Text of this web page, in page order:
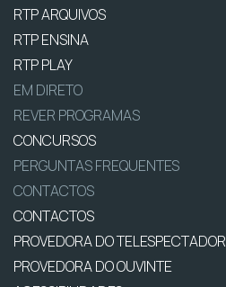
RTP ARQUIVOS
RTP ENSINA
RTP PLAY
EM DIRETO
REVER PROGRAMAS
CONCURSOS
PERGUNTAS FREQUENTES
CONTACTOS
CONTACTOS
PROVEDORA DO TELESPECTADOR
PROVEDORA DO OUVINTE